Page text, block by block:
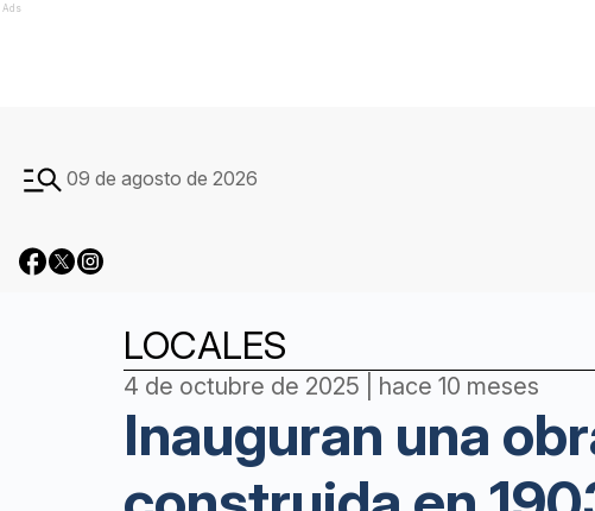
Ads
09 de agosto de 2026
LOCALES
4 de octubre de 2025 | hace 10 meses
Inauguran una